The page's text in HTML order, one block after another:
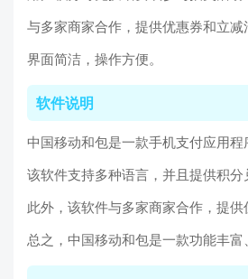
与多家商家合作，提供优惠券和立减
界面简洁，操作方便。
软件说明
中国移动和包是一款手机支付应用
该软件支持多种语言，并且提供积
此外，该软件与多家商家合作，提
总之，中国移动和包是一款功能丰